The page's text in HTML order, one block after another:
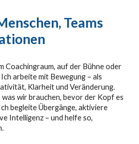
Teams
Coachingraum, auf der Bühne oder
arbeite mit Bewegung – als
Klarheit und Veränderung.
wir brauchen, bevor der Kopf es
begleite Übergänge, aktiviere
Intelligenz – und helfe so,